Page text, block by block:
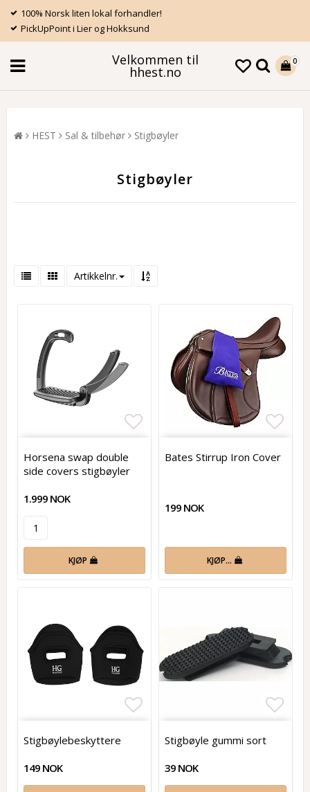
100% Norsk liten lokal forhandler!
PickUpPoint i Lier og Hokksund
Velkommen til
hhest.no
0
HEST Sal & tilbehør Stigbøyler
Stigbøyler
Artikkelnr.
Add to list of favorites
Horsena swap double
side covers stigbøyler
1.999 NOK
KJØP
Bates Stirrup Iron Cover
199 NOK
KJØP…
Add to list of favorites
Stigbøylebeskyttere
149 NOK
Stigbøyle gummi sort
39 NOK